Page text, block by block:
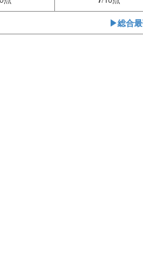
▶︎総合